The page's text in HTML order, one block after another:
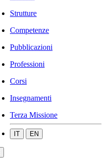
Strutture
Competenze
Pubblicazioni
Professioni
Corsi
Insegnamenti
Terza Missione
IT EN